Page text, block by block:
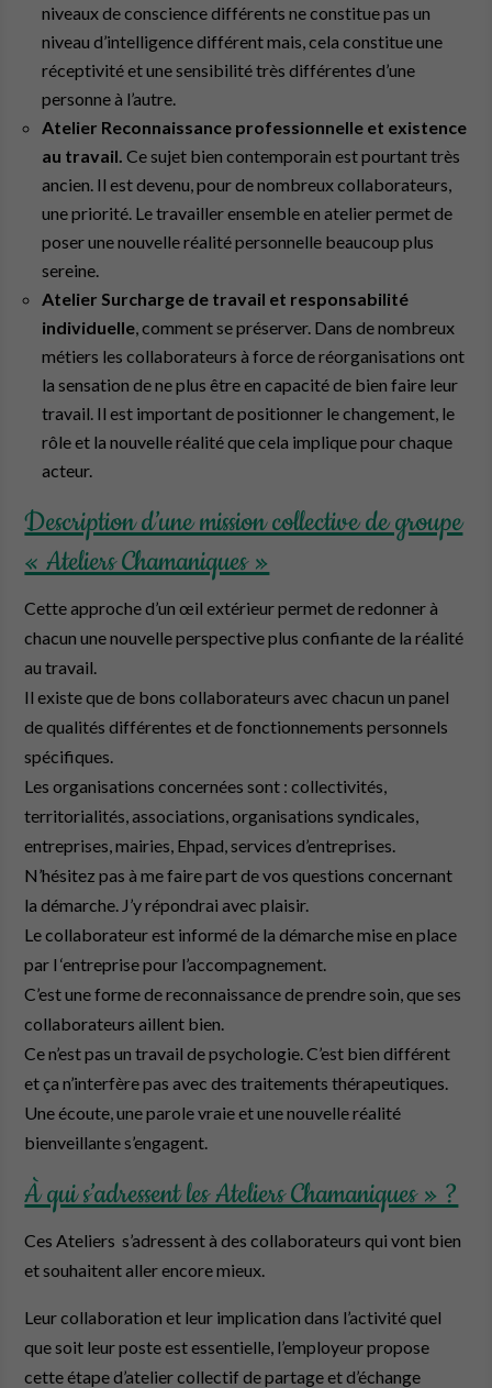
niveaux de conscience différents ne constitue pas un
niveau d’intelligence différent mais, cela constitue une
réceptivité et une sensibilité très différentes d’une
personne à l’autre.
Atelier Reconnaissance professionnelle et existence
au travail. Ce sujet bien contemporain est pourtant très
ancien. Il est devenu, pour de nombreux collaborateurs,
une priorité. Le travailler ensemble en atelier permet de
poser une nouvelle réalité personnelle beaucoup plus
sereine.
Atelier Surcharge de travail et responsabilité
individuelle , comment se préserver. Dans de nombreux
métiers les collaborateurs à force de réorganisations ont
la sensation de ne plus être en capacité de bien faire leur
travail. Il est important de positionner le changement, le
rôle et la nouvelle réalité que cela implique pour chaque
acteur.
Description d’une mission collective de groupe
« Ateliers Chamaniques »
Cette approche d’un œil extérieur permet de redonner à
chacun une nouvelle perspective plus confiante de la réalité
au travail.
Il existe que de bons collaborateurs avec chacun un panel
de qualités différentes et de fonctionnements personnels
spécifiques.
Les organisations concernées sont : collectivités,
territorialités, associations, organisations syndicales,
entreprises, mairies, Ehpad, services d’entreprises.
N’hésitez pas à me faire part de vos questions concernant
la démarche. J’y répondrai avec plaisir.
Le collaborateur est informé de la démarche mise en place
par l ‘entreprise pour l’accompagnement.
C’est une forme de reconnaissance de prendre soin, que ses
collaborateurs aillent bien.
Ce n’est pas un travail de psychologie. C’est bien différent
et ça n’interfère pas avec des traitements thérapeutiques.
Une écoute, une parole vraie et une nouvelle réalité
bienveillante s’engagent.
À qui s’adressent les Ateliers Chamaniques » ?
Ces Ateliers s’adressent à des collaborateurs qui vont bien
et souhaitent aller encore mieux.
Leur collaboration et leur implication dans l’activité quel
que soit leur poste est essentielle, l’employeur propose
cette étape d’atelier collectif de partage et d’échange